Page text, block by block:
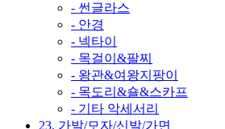
- 썬글라스
- 안경
- 넥타이
- 목걸이&팔찌
- 왕관&여왕지팡이
- 목도리&숄&스카프
- 기타 악세서리
23. 가발/모자/신발/가면